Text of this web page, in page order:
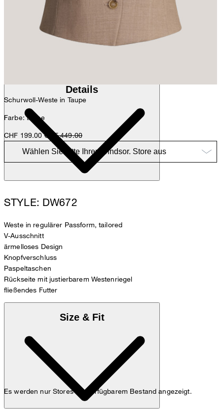
Schurwoll-Weste in Taupe
Farbe: taupe
CHF 199.00 CHF 449.00
Es werden nur Stores mit verfügbarem Bestand angezeigt.
Details
STYLE: DW672
Weste in regulärer Passform, tailored
V-Ausschnitt
ärmelloses Design
Knopfverschluss
Paspeltaschen
Rückseite mit justierbarem Westenriegel
fließendes Futter
Size & Fit